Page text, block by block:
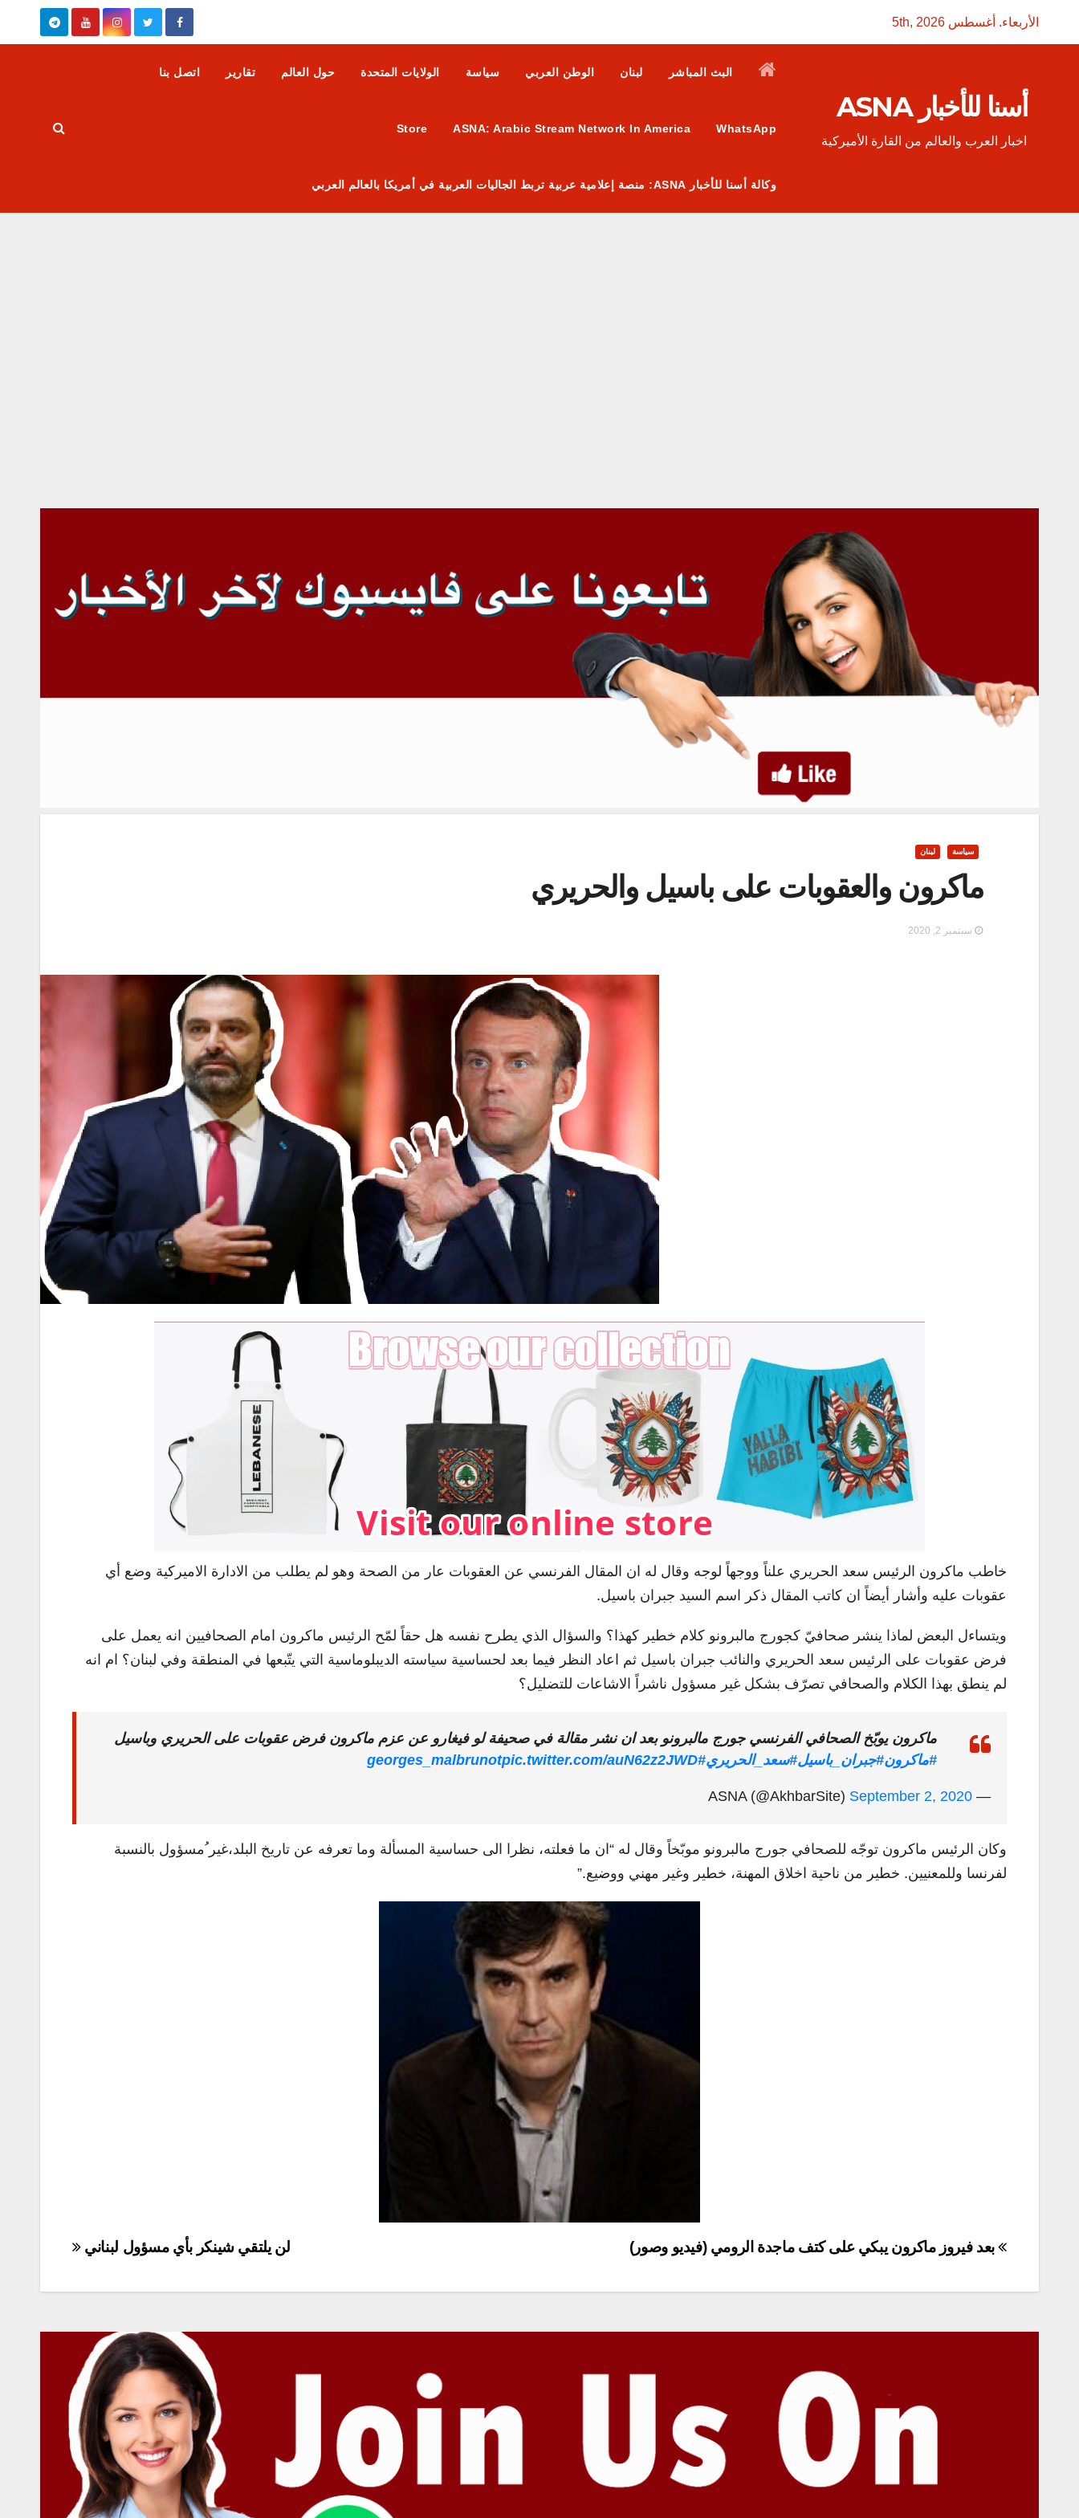
الأربعاء. أغسطس 5th, 2026
أسنا للأخبار ASNA
اخبار العرب والعالم من القارة الأميركية
البث المباشر لبنان الوطن العربي سياسة الولايات المتحدة حول العالم تقارير اتصل بنا
WhatsApp
ASNA: Arabic Stream Network In America
Store
وكالة أسنا للأخبار ASNA: منصة إعلامية عربية تربط الجاليات العربية في أمريكا بالعالم العربي
سياسة لبنان
ماكرون والعقوبات على باسيل والحريري
سبتمبر 2, 2020
خاطب ماكرون الرئيس سعد الحريري علناً ووجهاً لوجه وقال له ان المقال الفرنسي عن العقوبات عار من الصحة وهو لم يطلب من الادارة الاميركية وضع أي
عقوبات عليه وأشار أيضاً ان كاتب المقال ذكر اسم السيد جبران باسيل.
ويتساءل البعض لماذا ينشر صحافيّ كجورج مالبرونو كلام خطير كهذا؟ والسؤال الذي يطرح نفسه هل حقاً لمّح الرئيس ماكرون امام الصحافيين انه يعمل على
فرض عقوبات على الرئيس سعد الحريري والنائب جبران باسيل ثم اعاد النظر فيما بعد لحساسية سياسته الديبلوماسية التي يتّبعها في المنطقة وفي لبنان؟ ام انه
لم ينطق بهذا الكلام والصحافي تصرّف بشكل غير مسؤول ناشراً الاشاعات للتضليل؟
ماكرون يوبّخ الصحافي الفرنسي جورج مالبرونو بعد ان نشر مقالة في صحيفة لو فيغارو عن عزم ماكرون فرض عقوبات على الحريري وباسيل
#ماكرون#جبران_باسيل#سعد_الحريري#georges_malbrunot
pic.twitter.com/auN62z2JWD
— ASNA (@AkhbarSite)
September 2, 2020
وكان الرئيس ماكرون توجّه للصحافي جورج مالبرونو موبّخاً وقال له “ان ما فعلته، نظرا الى حساسية المسألة وما تعرفه عن تاريخ البلد،غير ُمسؤول بالنسبة
لفرنسا وللمعنيين. خطير من ناحية اخلاق المهنة، خطير وغير مهني ووضيع.”
تصفّح
لن يلتقي شينكر بأي مسؤول لبناني بعد فيروز ماكرون يبكي على كتف ماجدة الرومي (فيديو وصور)